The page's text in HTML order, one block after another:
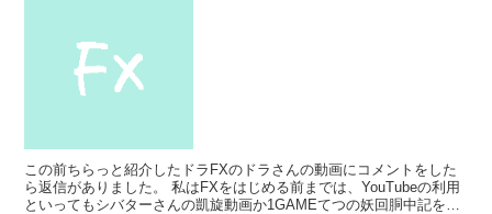
この前ちらっと紹介したドラFXのドラさんの動画にコメントをした
ら返信がありました。 私はFXをはじめる前までは、YouTubeの利用
といってもシバターさんの凱旋動画か1GAMEてつの妖回胴中記を見